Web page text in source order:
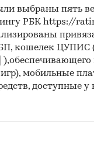
показано
контрактов от
работы
выгрузки могут
Профили
алюмофосфатов
Профили
выбраны пять
РБК https://
кошелек ЦУПИС
),обеспечивающего
мобильные
доступные у